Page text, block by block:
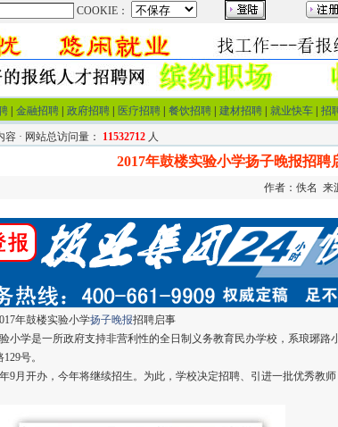
金融招聘 政府招聘 医疗招聘 餐饮招聘 建材招聘 就业快车 招
· 网站总访问量： 11532712 人
2017年鼓楼实验小学扬子晚报招聘
作者：佚名 来
年鼓楼实验小学扬子晚报招聘启事
小学是一所政府支持非营利性的全日制义务教育民办学校，系琅琊
号。
9月开办，今年将继续招生。为此，学校决定招聘、引进一批优秀教